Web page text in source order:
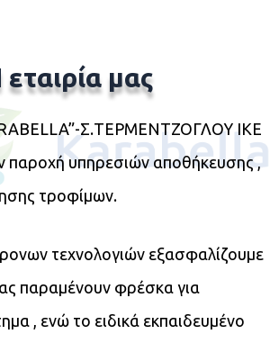
μας
Σ.ΤΕΡΜΕΝΤΖΟΓΛΟΥ ΙΚΕ
παροχή υπηρεσιών αποθήκευσης ,
τροφίμων.
τεχνολογιών εξασφαλίζουμε
παραμένουν φρέσκα για
, ενώ το ειδικά εκπαιδευμένο